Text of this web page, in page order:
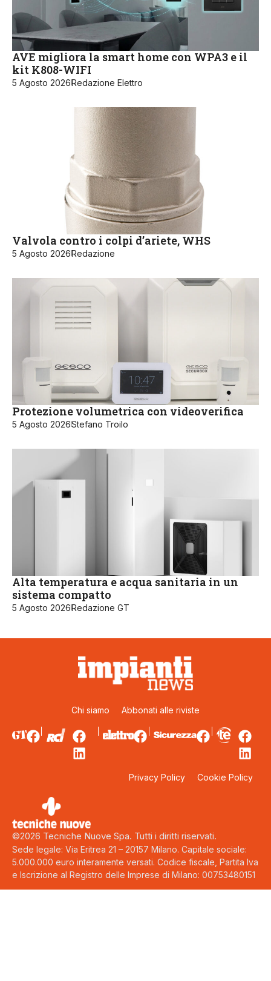
AVE migliora la smart home con WPA3 e il
kit K808-WIFI
5 Agosto 2026Redazione Elettro
Valvola contro i colpi d’ariete, WHS
5 Agosto 2026Redazione
Protezione volumetrica con videoverifica
5 Agosto 2026Stefano Troilo
Alta temperatura e acqua sanitaria in un
sistema compatto
5 Agosto 2026Redazione GT
Chi siamo Abbonati alle riviste
Privacy Policy Cookie Policy
©2026 Tecniche Nuove Spa. Tutti i diritti riservati.
Sede legale: Via Eritrea 21 – 20157 Milano. Capitale sociale:
5.000.000 euro interamente versati. Codice fiscale, Partita Iva
e Iscrizione al Registro delle Imprese di Milano: 00753480151